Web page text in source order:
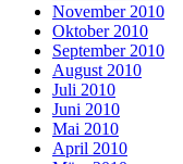
November 2010
Oktober 2010
September 2010
August 2010
Juli 2010
Juni 2010
Mai 2010
April 2010